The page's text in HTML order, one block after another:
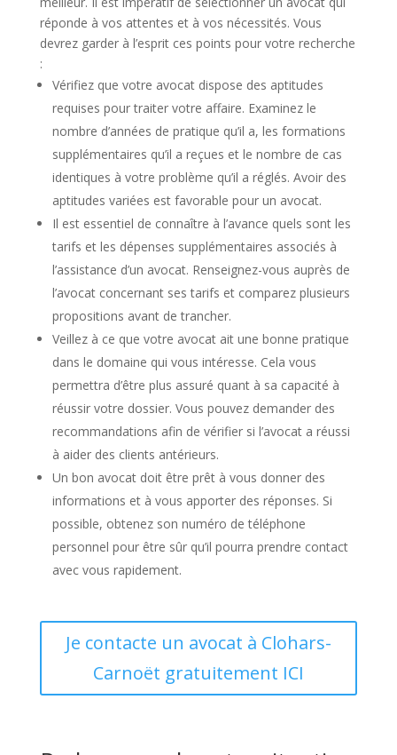
réponde à vos attentes et à vos nécessités. Vous
devrez garder à l’esprit ces points pour votre recherche
:
Vérifiez que votre avocat dispose des aptitudes
requises pour traiter votre affaire. Examinez le
nombre d’années de pratique qu’il a, les formations
supplémentaires qu’il a reçues et le nombre de cas
identiques à votre problème qu’il a réglés. Avoir des
aptitudes variées est favorable pour un avocat.
Il est essentiel de connaître à l’avance quels sont les
tarifs et les dépenses supplémentaires associés à
l’assistance d’un avocat. Renseignez-vous auprès de
l’avocat concernant ses tarifs et comparez plusieurs
propositions avant de trancher.
Veillez à ce que votre avocat ait une bonne pratique
dans le domaine qui vous intéresse. Cela vous
permettra d’être plus assuré quant à sa capacité à
réussir votre dossier. Vous pouvez demander des
recommandations afin de vérifier si l’avocat a réussi
à aider des clients antérieurs.
Un bon avocat doit être prêt à vous donner des
informations et à vous apporter des réponses. Si
possible, obtenez son numéro de téléphone
personnel pour être sûr qu’il pourra prendre contact
avec vous rapidement.
Je contacte un avocat à Clohars-
Carnoët gratuitement ICI